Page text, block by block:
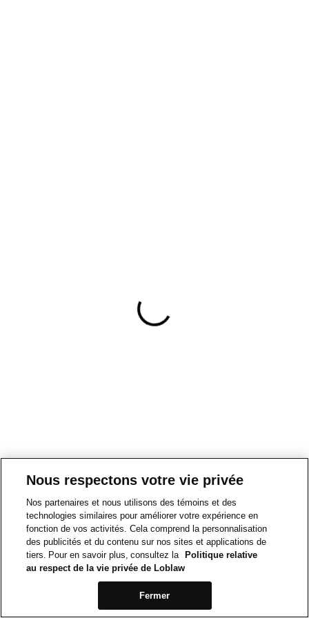
Nous respectons votre vie privée
Nos partenaires et nous utilisons des témoins et des
technologies similaires pour améliorer votre expérience en
fonction de vos activités. Cela comprend la personnalisation
des publicités et du contenu sur nos sites et applications de
tiers. Pour en savoir plus, consultez la
Politique relative
au respect de la vie privée de Loblaw
Fermer